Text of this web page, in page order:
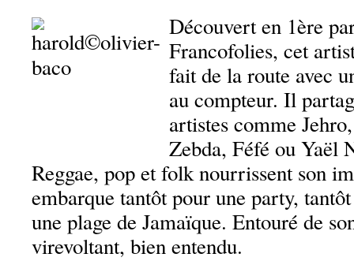
Découvert en 1ère
Francofolies, cet
fait de la route avec
au compteur. Il
artistes comme
Zebda, Féfé ou
Reggae, pop et folk nourrissent son
embarque tantôt pour une party,
une plage de Jamaïque. Entouré de
virevoltant, bien entendu.